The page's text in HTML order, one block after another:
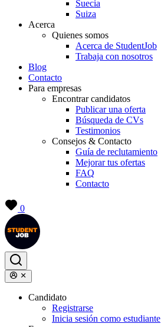
Suecia
Suiza
Acerca
Quienes somos
Acerca de StudentJob
Trabaja con nosotros
Blog
Contacto
Para empresas
Encontrar candidatos
Publicar una oferta
Búsqueda de CVs
Testimonios
Consejos & Contacto
Guía de reclutamiento
Mejorar tus ofertas
FAQ
Contacto
0
Candidato
Registrarse
Inicia sesión como estudiante